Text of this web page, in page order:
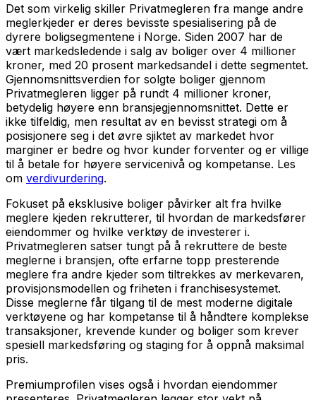
Det som virkelig skiller Privatmegleren fra mange andre
meglerkjeder er deres bevisste spesialisering på de
dyrere boligsegmentene i Norge. Siden 2007 har de
vært markedsledende i salg av boliger over 4 millioner
kroner, med 20 prosent markedsandel i dette segmentet.
Gjennomsnittsverdien for solgte boliger gjennom
Privatmegleren ligger på rundt 4 millioner kroner,
betydelig høyere enn bransjegjennomsnittet. Dette er
ikke tilfeldig, men resultat av en bevisst strategi om å
posisjonere seg i det øvre sjiktet av markedet hvor
marginer er bedre og hvor kunder forventer og er villige
til å betale for høyere servicenivå og kompetanse. Les
om verdivurdering.
Fokuset på eksklusive boliger påvirker alt fra hvilke
meglere kjeden rekrutterer, til hvordan de markedsfører
eiendommer og hvilke verktøy de investerer i.
Privatmegleren satser tungt på å rekruttere de beste
meglerne i bransjen, ofte erfarne topp presterende
meglere fra andre kjeder som tiltrekkes av merkevaren,
provisjonsmodellen og friheten i franchisesystemet.
Disse meglerne får tilgang til de mest moderne digitale
verktøyene og har kompetanse til å håndtere komplekse
transaksjoner, krevende kunder og boliger som krever
spesiell markedsføring og staging for å oppnå maksimal
pris.
Premiumprofilen vises også i hvordan eiendommer